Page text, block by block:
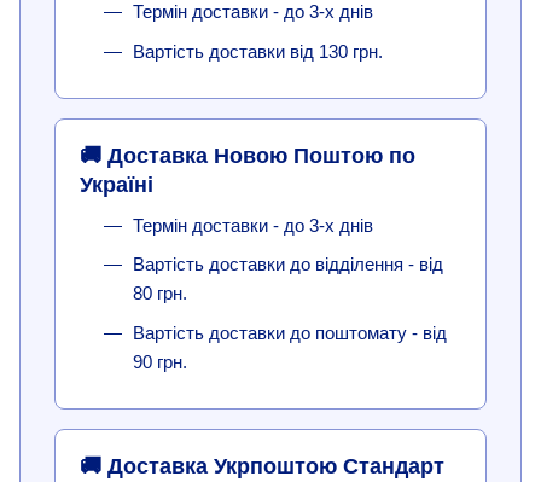
Термін доставки - до 3-х днів
Вартість доставки від 130 грн.
🚚 Доставка Новою Поштою по
Україні
Термін доставки - до 3-х днів
Вартість доставки до відділення - від
80 грн.
Вартість доставки до поштомату - від
90 грн.
🚚 Доставка Укрпоштою Стандарт